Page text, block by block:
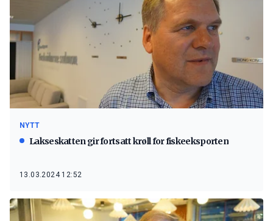
NYTT
Lakseskatten gir fortsatt krøll for fiskeeksporten
13.03.2024 12:52